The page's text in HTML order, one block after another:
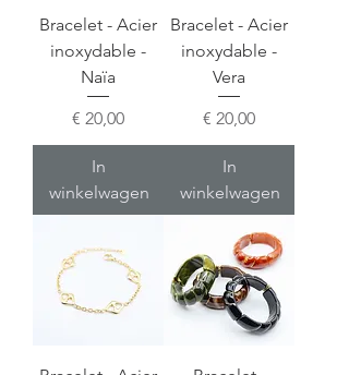
Bracelet - Acier
inoxydable -
Naïa
Prijs
€ 20,00
In
winkelwagen
Bracelet - Acier
inoxydable -
Vera
Prijs
€ 20,00
In
winkelwagen